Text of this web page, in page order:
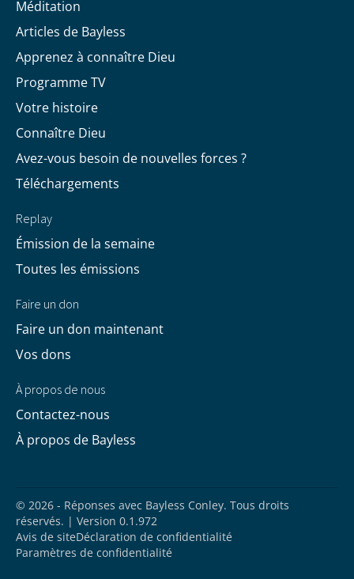
Méditation
Articles de Bayless
Apprenez à connaître Dieu
Programme TV
Votre histoire
Connaître Dieu
Avez-vous besoin de nouvelles forces ?
Téléchargements
Replay
Émission de la semaine
Toutes les émissions
Faire un don
Faire un don maintenant
Vos dons
À propos de nous
Contactez-nous
À propos de Bayless
© 2026 - Réponses avec Bayless Conley. Tous droits
réservés. | Version 0.1.972
Avis de siteDéclaration de confidentialité
Paramètres de confidentialité